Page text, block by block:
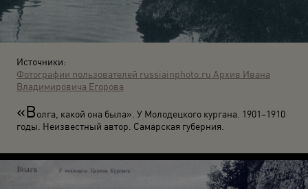
Источники:
Фотографии пользователей russiainphoto.ru Архив Ивана
Владимировича Егорова
«Волга, какой она была». У Молодецкого кургана. 1901–1910
годы. Неизвестный автор. Самарская губерния.